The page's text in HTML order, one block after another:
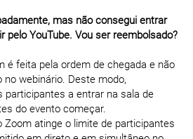
mas não consegui entrar
pelo YouTube. Vou ser reembolsado?
é feita pela ordem de chegada e não
webinário. Deste modo,
participantes a entrar na sala de
do evento começar.
Zoom atinge o limite de participantes